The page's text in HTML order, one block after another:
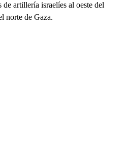
artillería israelíes al oeste del
norte de Gaza.